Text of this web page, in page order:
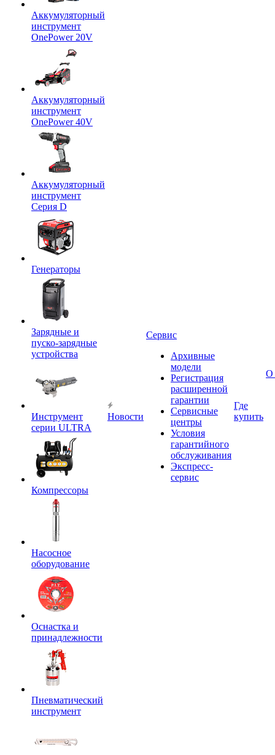
Аккумуляторный
инструмент
OnePower 20V
Аккумуляторный
инструмент
OnePower 40V
Аккумуляторный
инструмент
Серия D
Генераторы
Зарядные и
пуско-зарядные
устройства
Инструмент
серии ULTRA
Компрессоры
Насосное
оборудование
Оснастка и
принадлежности
Пневматический
инструмент
Новости
Сервис
Архивные
модели
Регистрация
расширенной
гарантии
Сервисные
центры
Условия
гарантийного
обслуживания
Экспресс-
сервис
Где
купить
О